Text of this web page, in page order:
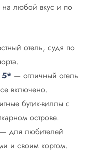
на любой вкус и по
отель, судя по
5* — отличный отель
включено.
бутик-виллы с
острове.
— для любителей
и своим кортом.